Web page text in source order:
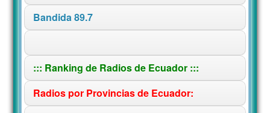
Bandida 89.7
::: Ranking de Radios de Ecuador :::
Radios por Provincias de Ecuador: